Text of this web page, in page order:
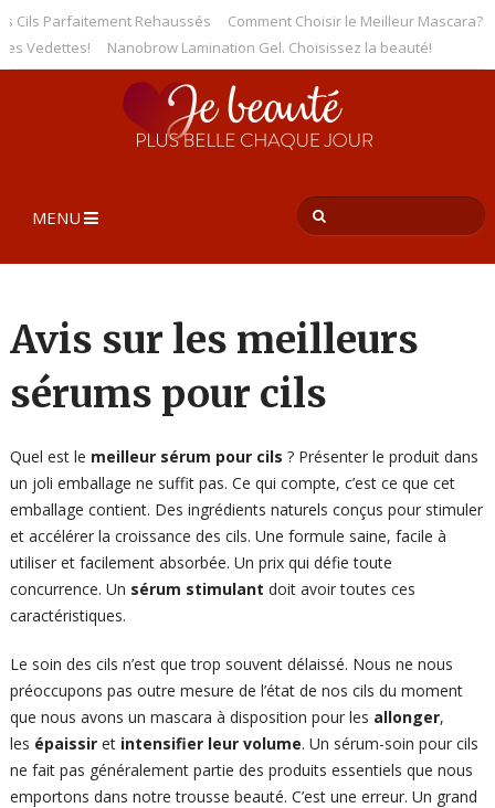
Rehaussés
Comment Choisir le Meilleur Mascara? Voici le
Nanobrow Lamination Gel. Choisissez la beauté!
MENU
Avis sur les meilleurs
sérums pour cils
Quel est le meilleur sérum pour cils ? Présenter le produit dans
un joli emballage ne suffit pas. Ce qui compte, c’est ce que cet
emballage contient. Des ingrédients naturels conçus pour stimuler
et accélérer la croissance des cils. Une formule saine, facile à
utiliser et facilement absorbée. Un prix qui défie toute
concurrence. Un sérum stimulant doit avoir toutes ces
caractéristiques.
Le soin des cils n’est que trop souvent délaissé. Nous ne nous
préoccupons pas outre mesure de l’état de nos cils du moment
que nous avons un mascara à disposition pour les allonger,
les épaissiret intensifier leur volume. Un sérum-soin pour cils
ne fait pas généralement partie des produits essentiels que nous
emportons dans notre trousse beauté. C’est une erreur. Un grand